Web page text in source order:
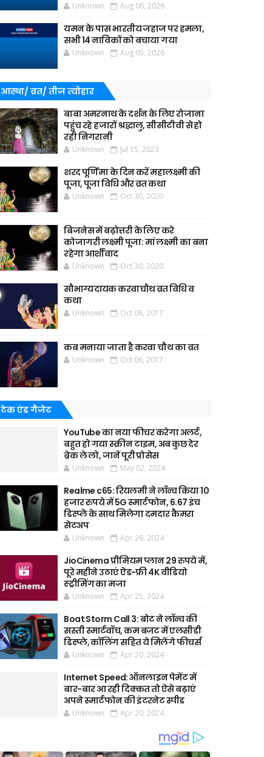
Unknown Aug 06, 2026
यमन के पास भारतीय जहाज पर हमला,
सभी 14 नाविकों को बचाया गया
Unknown Aug 05, 2026
आस्था/ व्रत/ तीज त्‍योहार
बाबा अमरनाथ के दर्शन के लिए रोजाना
पहुंच रहे हजारों श्रद्धालु, सीसीटीवी से हो
रही निगरानी
Unknown Jul 15, 2023
शरद पूर्णिमा के दिन करें महालक्ष्मी की
पूजा, पूजा विधि और व्रत कथा
Unknown Oct 30, 2020
बिजनेस में बढ़ोत्तरी के लिए करे
कोजागरी लक्ष्मी पूजा: मां लक्ष्मी का बना
रहेगा आर्शीवाद
Unknown Oct 30, 2020
सौभाग्यदायक करवाचौथ व्रत विधि व
कथा
Unknown Oct 06, 2017
कब मनाया जाता है करवा चौथ का व्रत
Unknown Oct 06, 2017
टेक एंड गैजेट
YouTube का नया फीचर करेगा अलर्ट,
बहुत हो गया स्क्रीन टाइम, अब कुछ देर
ब्रेक ले लो, जानें पूरी प्रोसेस
Unknown May 02, 2024
Realme c65: रियलमी ने लॉन्च किया 10
हजार रुपये में 5G स्मार्टफोन, 6.67 इंच
डिस्प्ले के साथ मिलेगा दमदार कैमरा
सेटअप
Unknown Apr 26, 2024
JioCinema प्रीमियम प्लान 29 रुपये में,
पूरे महीने उठाएं ऐड-फ्री 4K वीडियो
स्ट्रीमिंग का मजा
Unknown Apr 25, 2024
Boat Storm Call 3: बोट ने लॉन्च की
सस्ती स्मार्टवॉच, कम बजट में एलसीडी
डिस्प्ले, कॉलिंग सहित ये मिलेंगे फीचर्स
Unknown Apr 20, 2024
Internet Speed: ऑनलाइन पेमेंट में
बार-बार आ रही दिक्कत तो ऐसे बढ़ाएं
अपने स्मार्टफोन की इंटरनेट स्पीड
Unknown Apr 20, 2024